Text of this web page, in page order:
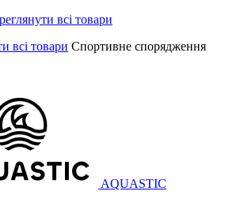
всі товари Спортивне спорядження
AQUASTIC